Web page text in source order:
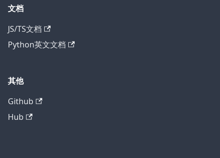
文档
JS/TS文档
Python英文文档
其他
Github
Hub